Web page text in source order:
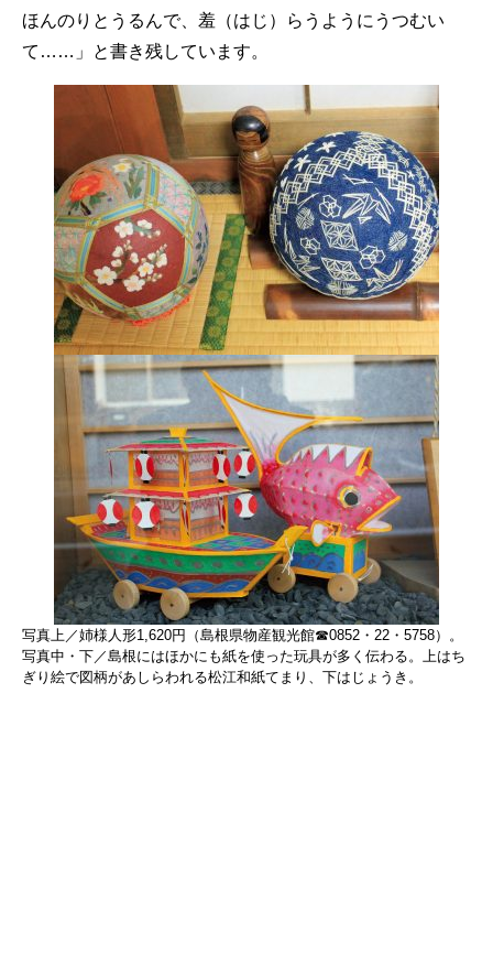
ほんのりとうるんで、羞（はじ）らうようにうつむい
て……」と書き残しています。
写真上／姉様人形1,620円（島根県物産観光館☎0852・22・5758）。
写真中・下／島根にはほかにも紙を使った玩具が多く伝わる。上はち
ぎり絵で図柄があしらわれる松江和紙てまり、下はじょうき。